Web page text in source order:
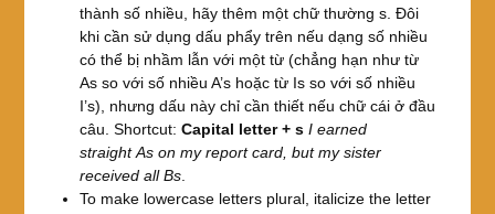
thành số nhiều, hãy thêm một chữ thường s. Đôi
khi cần sử dụng dấu phẩy trên nếu dạng số nhiều
có thể bị nhầm lẫn với một từ (chẳng hạn như từ
As so với số nhiều A’s hoặc từ Is so với số nhiều
I’s), nhưng dấu này chỉ cần thiết nếu chữ cái ở đầu
câu. Shortcut: Capital letter + sI earned
straight As on my report card, but my sister
received all Bs.
To make lowercase letters plural, italicize the letter